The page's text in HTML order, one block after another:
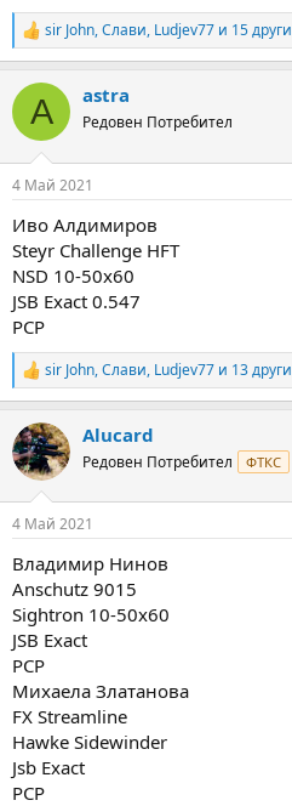
R
e
c
i
s
sir John,Слави, Ludjev77 и 15 други
A astra
Редовен Потребител
4 Май 2021
Иво Алдимиров
Steyr Challenge HFT
NSD 10-50x60
JSB Exact 0.547
РСР
R
e
c
t
i
s
sir John,Слави, Ludjev77 и 13 други
Alucard
Редовен Потребител ФТКС
4 Май 2021
Владимир Нинов
Anschutz 9015
Sightron 10-50x60
JSB Exact
PCP
Михаела Златанова
FX Streamline
Hawke Sidewinder
Jsb Exact
PCP